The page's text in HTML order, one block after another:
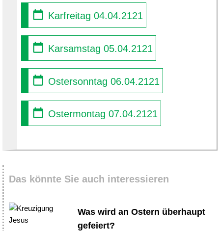
Karfreitag 04.04.2121
Karsamstag 05.04.2121
Ostersonntag 06.04.2121
Ostermontag 07.04.2121
Das könnte Sie auch interessieren
Was wird an Ostern überhaupt
gefeiert?